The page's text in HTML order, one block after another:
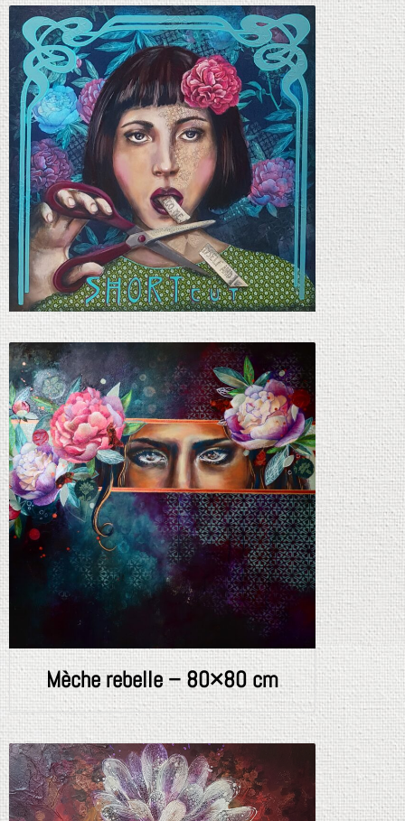
Mèche rebelle – 80×80 cm